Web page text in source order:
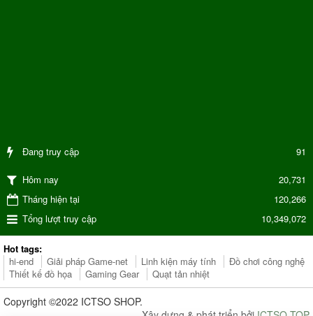
Đang truy cập 91
Hôm nay
20,731
Tháng hiện tại
120,266
Tổng lượt truy cập
10,349,072
Hot tags:
hi-end
Giải pháp Game-net Linh kiện máy tính
Đồ chơi công nghệ
Thiết kế đồ họa
Gaming Gear Quạt tản nhiệt
Copyright ©2022 ICTSO SHOP.